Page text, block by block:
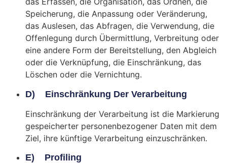
Speicherung, die Anpassung oder Veränderung,
das Auslesen, das Abfragen, die Verwendung, die
Offenlegung durch Übermittlung, Verbreitung oder
eine andere Form der Bereitstellung, den Abgleich
oder die Verknüpfung, die Einschränkung, das
Löschen oder die Vernichtung.
D) Einschränkung Der Verarbeitung
Einschränkung der Verarbeitung ist die Markierung
gespeicherter personenbezogener Daten mit dem
Ziel, ihre künftige Verarbeitung einzuschränken.
E) Profiling